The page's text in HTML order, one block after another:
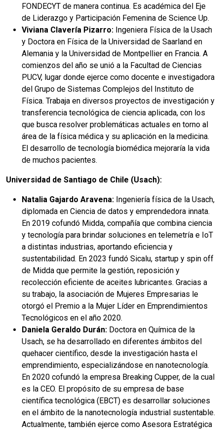
FONDECYT de manera continua. Es académica del Eje
de Liderazgo y Participación Femenina de Science Up.
Viviana Clavería Pizarro: Ingeniera Física de la Usach
y Doctora en Física de la Universidad de Saarland en
Alemania y la Universidad de Montpellier en Francia. A
comienzos del año se unió a la Facultad de Ciencias
PUCV, lugar donde ejerce como docente e investigadora
del Grupo de Sistemas Complejos del Instituto de
Física. Trabaja en diversos proyectos de investigación y
transferencia tecnológica de ciencia aplicada, con los
que busca resolver problemáticas actuales en torno al
área de la física médica y su aplicación en la medicina.
El desarrollo de tecnología biomédica mejoraría la vida
de muchos pacientes.
Universidad de Santiago de Chile (Usach):
Natalia Gajardo Aravena: Ingeniería física de la Usach,
diplomada en Ciencia de datos y emprendedora innata.
En 2019 cofundó Midda, compañía que combina ciencia
y tecnología para brindar soluciones en telemetría e IoT
a distintas industrias, aportando eficiencia y
sustentabilidad. En 2023 fundó Sicalu, startup y spin off
de Midda que permite la gestión, reposición y
recolección eficiente de aceites lubricantes. Gracias a
su trabajo, la asociación de Mujeres Empresarias le
otorgó el Premio a la Mujer Líder en Emprendimientos
Tecnológicos en el año 2020.
Daniela Geraldo Durán: Doctora en Química de la
Usach, se ha desarrollado en diferentes ámbitos del
quehacer científico, desde la investigación hasta el
emprendimiento, especializándose en nanotecnología.
En 2020 cofundó la empresa Breaking Cupper, de la cual
es la CEO. El propósito de su empresa de base
científica tecnológica (EBCT) es desarrollar soluciones
en el ámbito de la nanotecnología industrial sustentable.
Actualmente, también ejerce como Asesora Estratégica